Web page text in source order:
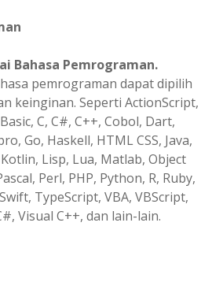
Bahasa Pemrograman.
pemrograman dapat dipilih
keinginan. Seperti ActionScript,
C, C#, C++, Cobol, Dart,
Go, Haskell, HTML CSS, Java,
Kotlin, Lisp, Lua, Matlab, Object
Perl, PHP, Python, R, Ruby,
TypeScript, VBA, VBScript,
Visual C++, dan lain-lain.